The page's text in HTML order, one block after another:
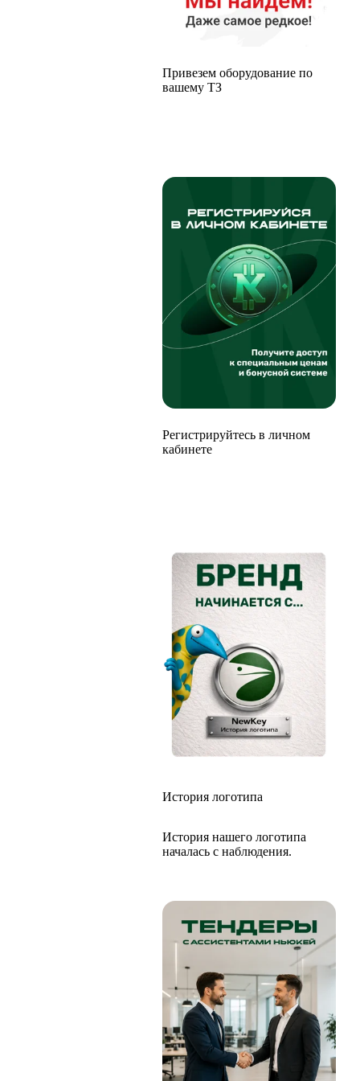
Привезем оборудование по
вашему ТЗ
Регистрируйтесь в личном
кабинете
История логотипа
История нашего логотипа
началась с наблюдения.